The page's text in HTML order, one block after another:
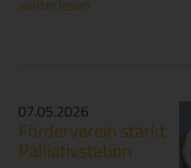
weiterlesen
07.05.2026
Förderverein stärkt
Palliativstation